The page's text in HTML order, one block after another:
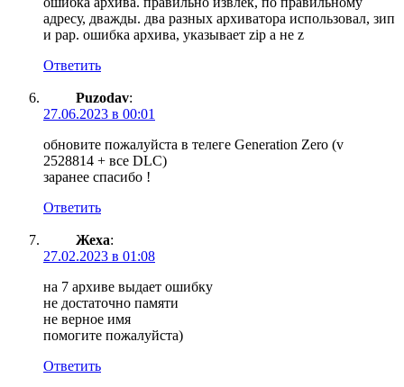
адресу, дважды. два разных архиватора использовал, зип
и рар. ошибка архива, указывает zip а не z
Ответить
Puzodav:
27.06.2023 в 00:01
обновите пожалуйста в телеге Generation Zero (v
2528814 + все DLC)
заранее спасибо !
Ответить
Жеха:
27.02.2023 в 01:08
на 7 архиве выдает ошибку
не достаточно памяти
не верное имя
помогите пожалуйста)
Ответить